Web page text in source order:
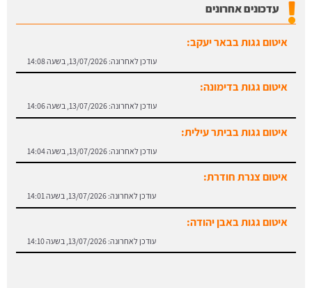
עדכונים אחרונים
איטום גגות בבאר יעקב:
עודכן לאחרונה: 13/07/2026, בשעה 14:08
איטום גגות בדימונה:
עודכן לאחרונה: 13/07/2026, בשעה 14:06
איטום גגות בביתר עילית:
עודכן לאחרונה: 13/07/2026, בשעה 14:04
איטום צנרת חודרת:
עודכן לאחרונה: 13/07/2026, בשעה 14:01
איטום גגות באבן יהודה:
עודכן לאחרונה: 13/07/2026, בשעה 14:10